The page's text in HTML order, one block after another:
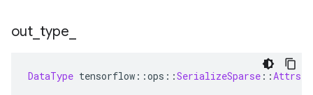
out type
DataType tensorflow ::ops ::SerializeSparse ::Attrs